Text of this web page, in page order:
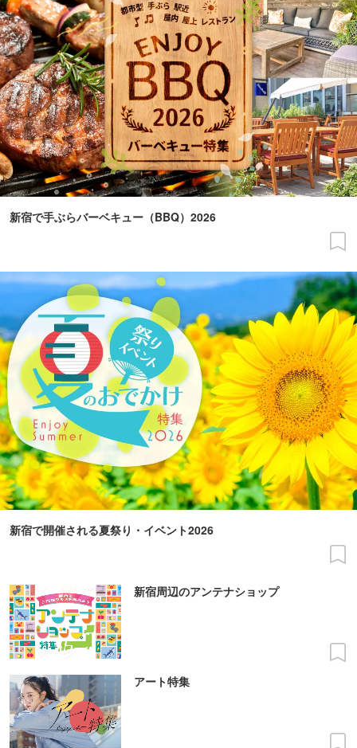
新宿で手ぶらバーベキュー（BBQ）2026
新宿で開催される夏祭り・イベント2026
新宿周辺のアンテナショップ
アート特集